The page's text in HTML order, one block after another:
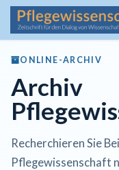
Zum Inhalt springen
ONLINE-ARCHIV
Archiv
Recherchieren Sie
Pflegewissenschaft